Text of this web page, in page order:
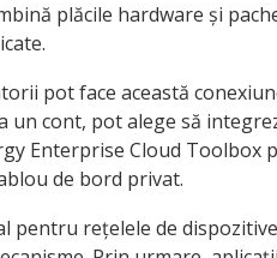
plăcile hardware și
pot face această
un cont, pot alege să
Enterprise Cloud Toolbox
de bord privat.
pentru rețelele de